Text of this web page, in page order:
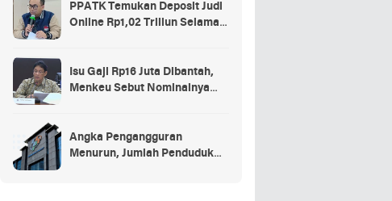
PPATK Temukan Deposit Judi
Online Rp1,02 Triliun Selama
Isu Gaji Rp16 Juta Dibantah,
Menkeu Sebut Nominalnya
Angka Pengangguran
Menurun, Jumlah Penduduk